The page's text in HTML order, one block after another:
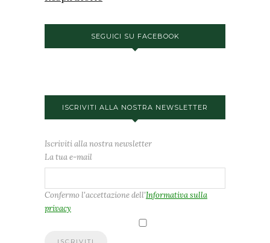
SEGUICI SU FACEBOOK
ISCRIVITI ALLA NOSTRA NEWSLETTER
Iscriviti alla nostra newsletter
La tua e-mail
Confermo l'accettazione dell'Informativa sulla
privacy